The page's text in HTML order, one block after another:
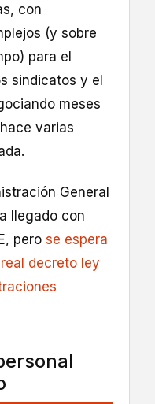
con
(y sobre
para el
sindicatos y el
meses
varias
General
llegado con
pero se espera
decreto ley